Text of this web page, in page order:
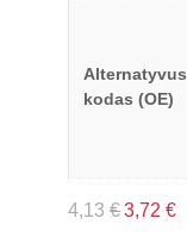
Alternatyvus
kodas (OE)
4,13 €3,72 €